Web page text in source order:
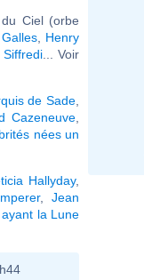
Ciel (orbe
, Henry
Siffredi... Voir
de Sade
Cazeneuve
nées un
Hallyday,
, Jean
la Lune